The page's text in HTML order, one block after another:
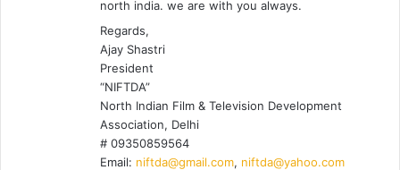
north india. we are with you always.
Regards,
Ajay Shastri
President
“NIFTDA”
North Indian Film & Television Development
Association, Delhi
# 09350859564
Email: niftda@gmail.com, niftda@yahoo.com